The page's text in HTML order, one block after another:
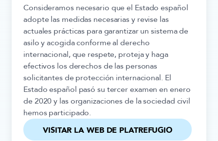
Consideramos necesario que el Estado español
adopte las medidas necesarias y revise las
actuales prácticas para garantizar un sistema de
asilo y acogida conforme al derecho
internacional, que respete, proteja y haga
efectivos los derechos de las personas
solicitantes de protección internacional. El
Estado español pasó su tercer examen en enero
de 2020 y las organizaciones de la sociedad civil
hemos participado.
VISITAR LA WEB DE PLATREFUGIO